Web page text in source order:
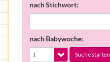
nach Stichwort:
nach Babywoche:
Suche starten